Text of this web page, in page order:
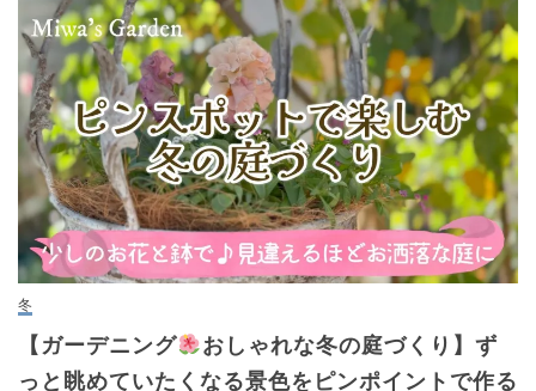
冬
【ガーデニング
おしゃれな冬の庭づくり】ず
っと眺めていたくなる景色をピンポイントで作る